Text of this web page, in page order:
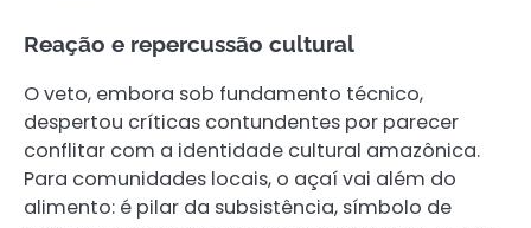
Reação e repercussão cultural
O veto, embora sob fundamento técnico,
despertou críticas contundentes por parecer
conflitar com a identidade cultural amazônica.
Para comunidades locais, o açaí vai além do
alimento: é pilar da subsistência, símbolo de